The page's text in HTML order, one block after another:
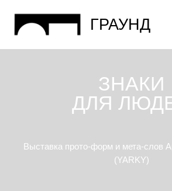
ГРАУНД
ДЛЯ ЛЮДЕЙ
Выставка прото-форм и мета-слов Арсения Сергеева
(YARKY)